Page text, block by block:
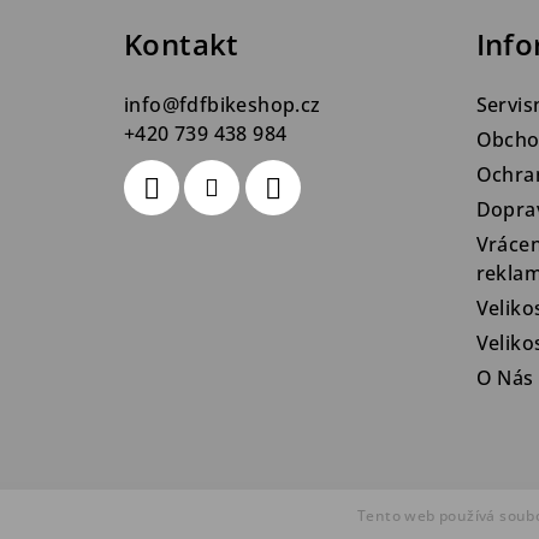
Tento web používá
Kontakt
info@fdfbikeshop.cz
+420 739 438 984
O Nás